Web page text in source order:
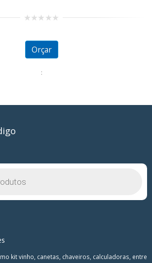
of
Orçar
:
kit vinho, canetas, chaveiros, calculadoras, entre